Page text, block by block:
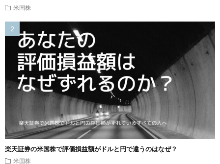
米国株
楽天証券の米国株で評価損益額がドルと円で違うのはなぜ？
米国株